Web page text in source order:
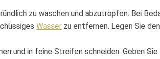
zu waschen und abzutropfen. Bei
Wasser zu entfernen. Legen Sie
und in feine Streifen schneiden. Geben